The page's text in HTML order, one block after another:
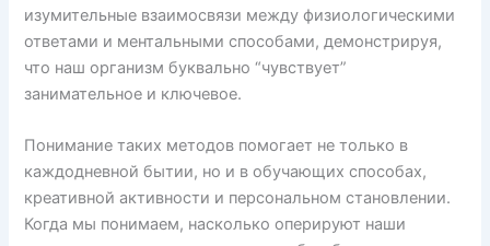
изумительные взаимосвязи между физиологическими
ответами и ментальными способами, демонстрируя,
что наш организм буквально “чувствует”
занимательное и ключевое.
Понимание таких методов помогает не только в
каждодневной бытии, но и в обучающих способах,
креативной активности и персональном становлении.
Когда мы понимаем, насколько оперируют наши